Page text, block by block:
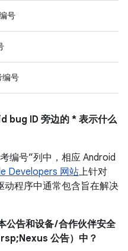
号
号
bug ID 旁边的 * 表示什么
编号”列中，相应 Android
Developers 网站上针对
动程序中通常包含旨在解决
公告和设备 / 合作伙伴安全
公告）中？